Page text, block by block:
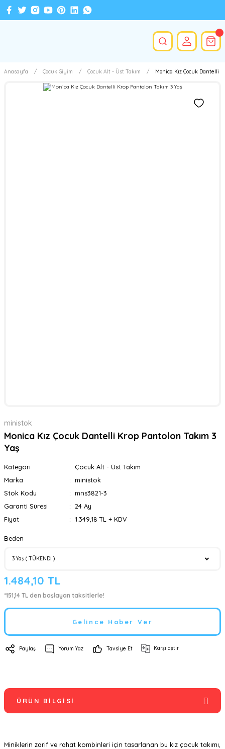
Anasayfa Çocuk Giyim Çocuk Alt - Üst Takım Monica Kız Çocuk Dantelli
ministok
Monica Kız Çocuk Dantelli Krop Pantolon Takım 3
Yaş
Kategori
Çocuk Alt - Üst Takım
Marka
ministok
Stok Kodu
mns3821-3
Garanti Süresi
24 Ay
Fiyat
1.349,18 TL + KDV
Beden
1.484,10 TL
*151,14 TL den başlayan taksitlerle!
Gelince Haber Ver
Paylaş Yorum Yaz Tavsiye Et Karşılaştır
ÜRÜN BILGISI
Miniklerin zarif ve rahat kombinleri için tasarlanan bu kız çocuk takımı,